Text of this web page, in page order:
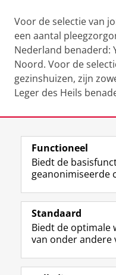
Voor de selectie van
een aantal
Nederland benaderd:
Noord. Voor de
gezinshuizen, zijn
Leger des Heils
View this page in:English
Volg de
Studiekiezers
Functioneel
Biedt de
geanonimiseerde
Standaard
Biedt de optimale
van onder andere